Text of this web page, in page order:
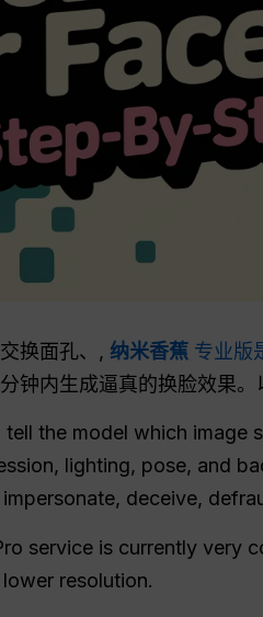
换面孔、, 纳米香蕉 专业版
钟内生成逼真的换脸效果
the model which image
lighting, pose, and
deceive,
service is currently very
resolution.